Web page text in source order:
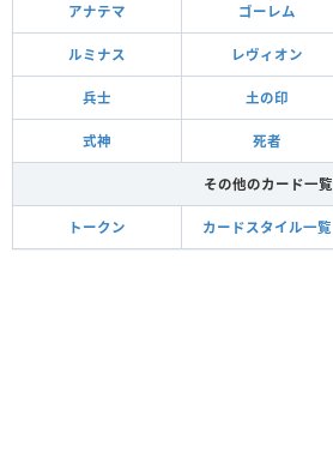
アナテマ ゴーレム
ルミナス レヴィオン
兵士 土の印
式神 死者
その他のカード一覧
トークン カードスタイル一覧